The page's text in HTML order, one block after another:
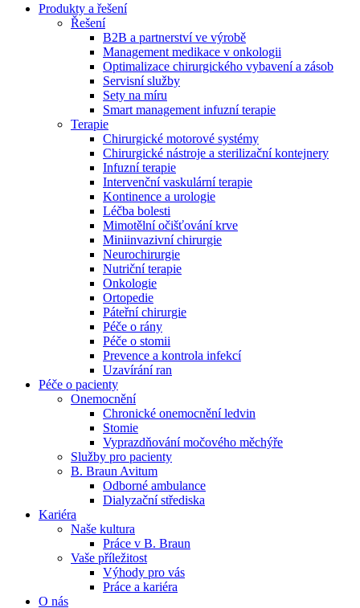
Produktový katalog​
Objevte naše produkty. Navštivte produktový katalog B.
Braun s našim kompletním produktovým portfoliem.
Odborné ambulance
Naše specializované ambulance jsou tu pro vás. Zvolte
specializaci a město, které potřebujete, a objednejte se do naší
ambulance.
Zůstaňte v dialogu s B. Braun. ​Kontaktujte nás.​
Produkty a řešení
Řešení
B2B a partnerství ve výrobě
Management medikace v onkologii
Optimalizace chirurgického vybavení a zásob
Servisní služby
Sety na míru
Smart management infuzní terapie​
Terapie
Chirurgické motorové systémy
Chirurgické nástroje a sterilizační kontejnery
Infuzní terapie
Intervenční vaskulární terapie
Kontinence a urologie
Léčba bolesti
Mimotělní očišťování krve
Miniinvazivní chirurgie
Neurochirurgie
Nutriční terapie
Onkologie
Ortopedie
Páteřní chirurgie
Péče o rány
Péče o stomii
Prevence a kontrola infekcí
Uzavírání ran
Péče o pacienty
Onemocnění
Chronické onemocnění ledvin
Stomie
Vyprazdňování močového měchýře
Služby pro pacienty
B. Braun Avitum
Odborné ambulance
Dialyzační střediska
Kariéra
Naše kultura
Práce v B. Braun
Vaše příležitost​
Výhody pro vás
Práce a kariéra
O nás